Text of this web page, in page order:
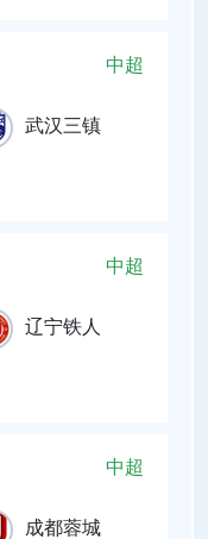
中超
武汉三镇
中超
辽宁铁人
中超
成都蓉城